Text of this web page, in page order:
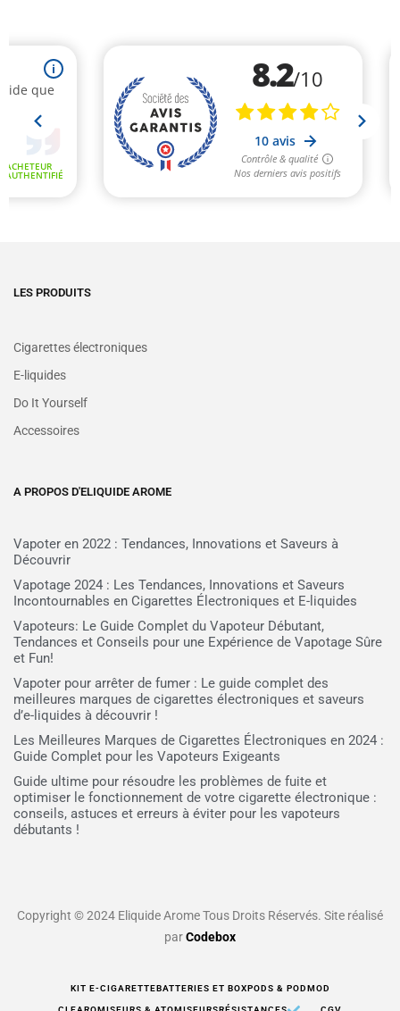
LES PRODUITS
Cigarettes électroniques
E-liquides
Do It Yourself
Accessoires
A PROPOS D'ELIQUIDE AROME
Vapoter en 2022 : Tendances, Innovations et Saveurs à
Découvrir
Vapotage 2024 : Les Tendances, Innovations et Saveurs
Incontournables en Cigarettes Électroniques et E-liquides
Vapoteurs: Le Guide Complet du Vapoteur Débutant,
Tendances et Conseils pour une Expérience de Vapotage Sûre
et Fun!
Vapoter pour arrêter de fumer : Le guide complet des
meilleures marques de cigarettes électroniques et saveurs
d’e-liquides à découvrir !
Les Meilleures Marques de Cigarettes Électroniques en 2024 :
Guide Complet pour les Vapoteurs Exigeants
Guide ultime pour résoudre les problèmes de fuite et
optimiser le fonctionnement de votre cigarette électronique :
conseils, astuces et erreurs à éviter pour les vapoteurs
débutants !
Copyright © 2024 Eliquide Arome Tous Droits Réservés. Site réalisé
parCodebox
KIT E-CIGARETTEBATTERIES ET BOXPODS & PODMOD